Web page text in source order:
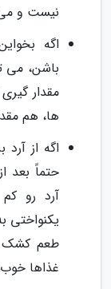
نیست و می
اگه
باشن، می
مقدار
ها، هم
اگه از
حتماً
آرد رو
یکنواختی
طعم کشک
غذاها